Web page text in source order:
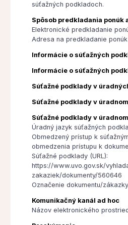
súťažných podkladoch.
Spôsob predkladania ponúk
Elektronické predkladanie
Adresa na predkladanie
Informácie o súťažných
Informácie o súťažných
Súťažné podklady v
Súťažné podklady v
Súťažné podklady v
Úradný jazyk súťažných
Obmedzený prístup k
obmedzenia prístupu k
Súťažné podklady (URL):
https://www.uvo.gov.sk/
zakaziek/dokumenty/560646
Označenie dokumentu/
Komunikačný kanál ad hoc
Názov elektronického